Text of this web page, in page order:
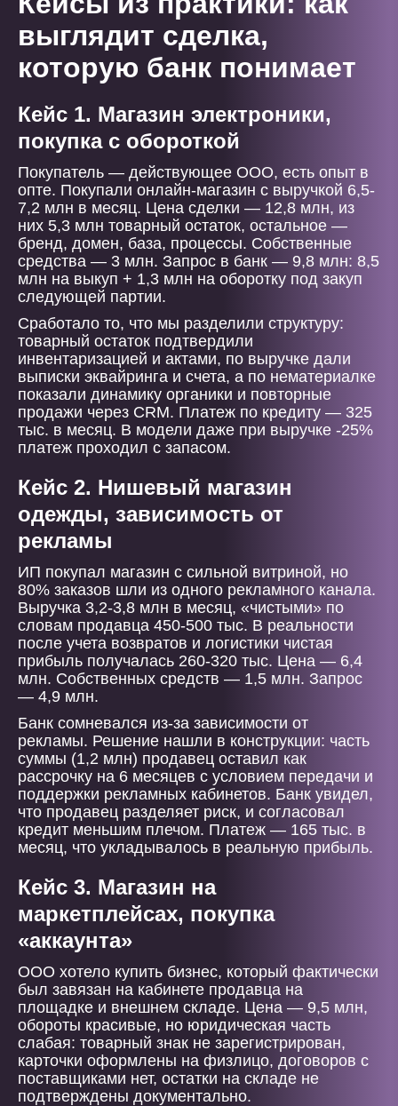
выглядит сделка,
которую банк понимает
Кейс 1. Магазин электроники,
покупка с обороткой
Покупатель — действующее ООО, есть опыт в
опте. Покупали онлайн-магазин с выручкой 6,5-
7,2 млн в месяц. Цена сделки — 12,8 млн, из
них 5,3 млн товарный остаток, остальное —
бренд, домен, база, процессы. Собственные
средства — 3 млн. Запрос в банк — 9,8 млн: 8,5
млн на выкуп + 1,3 млн на оборотку под закуп
следующей партии.
Сработало то, что мы разделили структуру:
товарный остаток подтвердили
инвентаризацией и актами, по выручке дали
выписки эквайринга и счета, а по нематериалке
показали динамику органики и повторные
продажи через CRM. Платеж по кредиту — 325
тыс. в месяц. В модели даже при выручке -25%
платеж проходил с запасом.
Кейс 2. Нишевый магазин
одежды, зависимость от
рекламы
ИП покупал магазин с сильной витриной, но
80% заказов шли из одного рекламного канала.
Выручка 3,2-3,8 млн в месяц, «чистыми» по
словам продавца 450-500 тыс. В реальности
после учета возвратов и логистики чистая
прибыль получалась 260-320 тыс. Цена — 6,4
млн. Собственных средств — 1,5 млн. Запрос
— 4,9 млн.
Банк сомневался из-за зависимости от
рекламы. Решение нашли в конструкции: часть
суммы (1,2 млн) продавец оставил как
рассрочку на 6 месяцев с условием передачи и
поддержки рекламных кабинетов. Банк увидел,
что продавец разделяет риск, и согласовал
кредит меньшим плечом. Платеж — 165 тыс. в
месяц, что укладывалось в реальную прибыль.
Кейс 3. Магазин на
маркетплейсах, покупка
«аккаунта»
ООО хотело купить бизнес, который фактически
был завязан на кабинете продавца на
площадке и внешнем складе. Цена — 9,5 млн,
обороты красивые, но юридическая часть
слабая: товарный знак не зарегистрирован,
карточки оформлены на физлицо, договоров с
поставщиками нет, остатки на складе не
подтверждены документально.